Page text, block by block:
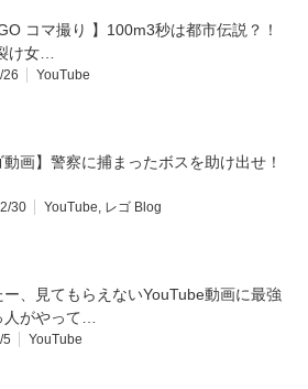
コマ撮り 】100m3秒は都市伝説？！
け女…
26 YouTube
動画】警察に捕まったボスを助け出せ！
30 YouTube レゴ Blog
ー、見てもらえないYouTube動画に最強
人がやって…
5 YouTube